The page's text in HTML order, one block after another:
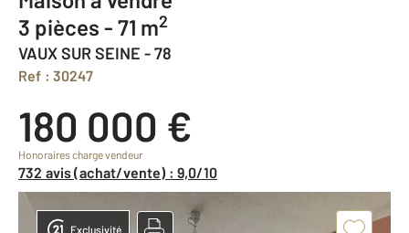
3 pièces - 71 m2
VAUX SUR SEINE - 78
Ref : 30247
180 000 €
Honoraires charge vendeur
732 avis (achat/vente) : 9,0/10
Exclusivité